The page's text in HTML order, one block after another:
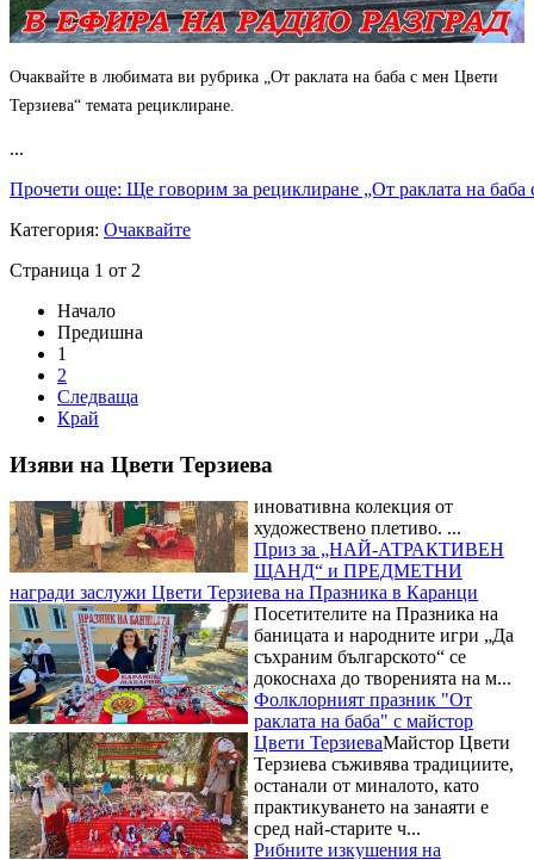
Очаквайте в любимата ви рубрика „От раклата на баба с мен Цвети
Терзиева“ темата рециклиране.
...
Прочети още: Ще говорим за рециклиране „От раклата на баба
Категория: Очаквайте
Страница 1 от 2
Начало
Предишна
1
2
Следваща
Край
Изяви на Цвети Терзиева
Магията на занаята оживя в детската работилница на майстор
Бръшлен в сцена на художественото плетиво
иновативна колекция от
Приз за „НАЙ-АТРАКТИВЕН
ЩАНД“ и ПРЕДМЕТНИ
награди заслужи Цвети Терзиева на Празника в Каранци
Посетителите на Празника на
баницата и народните игри „Да
съхраним българското“ се
докоснаха до творенията на м...
Фолклорният празник "От
раклата на баба" с майстор
Цвети ТерзиеваМайстор Цвети
Терзиева съживява традициите,
останали от миналото, като
практикуването на занаяти е
сред най-старите ч...
Рибните изкушения на
Фестивала на рибената чорба на
майстор Цвети Терзиева